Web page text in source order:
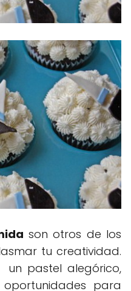
son otros de los
tu creatividad.
un pastel alegórico,
oportunidades para